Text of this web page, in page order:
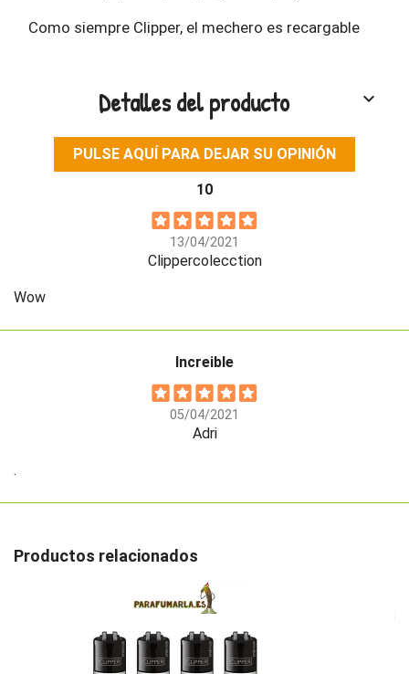
Como siempre Clipper, el mechero es recargable
Detalles del producto keyboard_arrow_down
PULSE AQUÍ PARA DEJAR SU OPINIÓN
10
13/04/2021
Clippercolecction
Wow
Increible
05/04/2021
Adri
.
Productos relacionados